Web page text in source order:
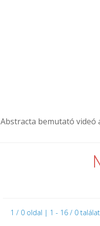
Abstracta bemutató videó
1 / 0 oldal | 1 - 16 / 0 találat